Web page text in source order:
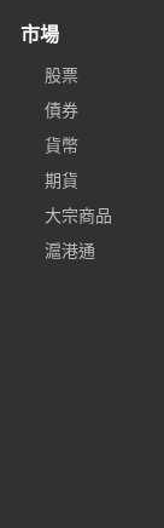
市場
股票
債券
貨幣
期貨
大宗商品
滬港通